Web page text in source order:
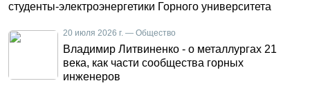
студенты-электроэнергетики Горного университета
20 июля 2026 г. — Общество
Владимир Литвиненко - о металлургах 21
века, как части сообщества горных
инженеров